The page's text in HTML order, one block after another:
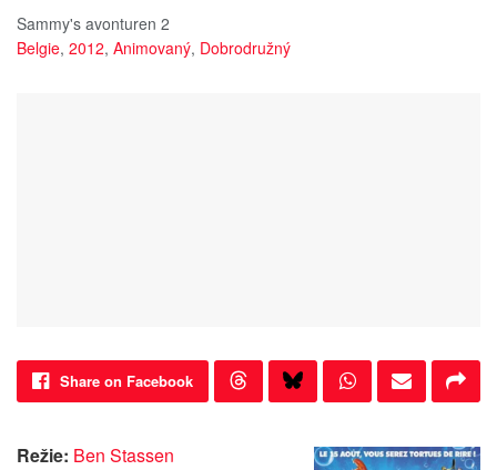
Sammy's avonturen 2
Belgie, 2012, Animovaný, Dobrodružný
Share on Facebook
Režie: Ben Stassen